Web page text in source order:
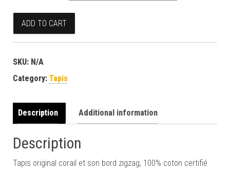
Tapis corail quantity
ADD TO CART
SKU: N/A
Category: Tapis
Description Additional information
Description
Tapis original corail et son bord zigzag, 100% coton certifié